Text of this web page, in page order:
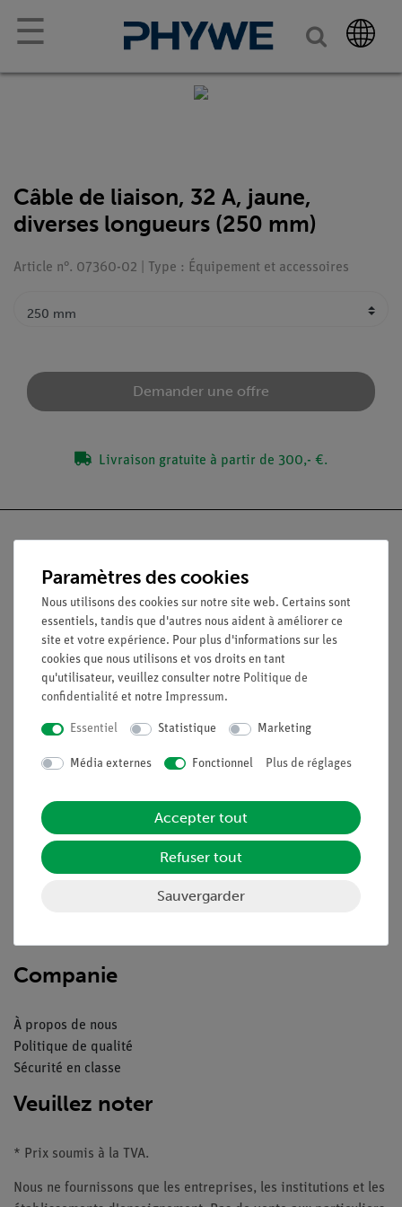
☰
Câble de liaison, 32 A, jaune,
diverses longueurs (250 mm)
Article n°. 07360-02 | Type : Équipement et accessoires
Demander une offre
Livraison gratuite à partir de 300,- €.
Légal
Contact
Conditions générales de vente
Mentions légales
Service
Aperçu du service
Téléchargements
Contacte service client
Companie
À propos de nous
Politique de qualité
Sécurité en classe
Veuillez noter
* Prix soumis à la TVA.
Nous ne fournissons que les entreprises, les institutions et les
Paramètres des cookies
Nous utilisons des cookies sur notre site web. Certains sont
essentiels, tandis que d'autres nous aident à améliorer ce
site et votre expérience. Pour plus d'informations sur les
cookies que nous utilisons et vos droits en tant
qu'utilisateur, veuillez consulter notre Politique de
confidentialité et notre Impressum.
Essentiel Statistique Marketing
Média externes Fonctionnel Plus de réglages
Accepter tout
Refuser tout
Sauvergarder